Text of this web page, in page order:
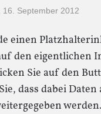
16. September 2012
einen
den eigentlichen
Sie auf den
dass dabei Daten